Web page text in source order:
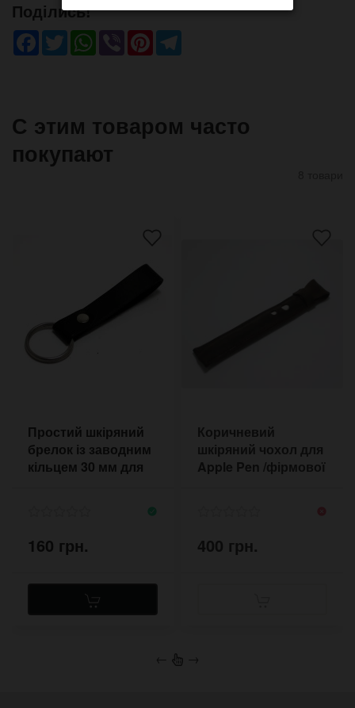
Поділись!
Facebook
TwitterWhatsApp
ViberPinterest
С этим товаром часто
покупают
Простий шкіряний
брелок із заводним
кільцем 30 мм для
160 грн.
Коричневий
шкіряний чохол для
Apple Pen /фірмової
400 грн.
← →